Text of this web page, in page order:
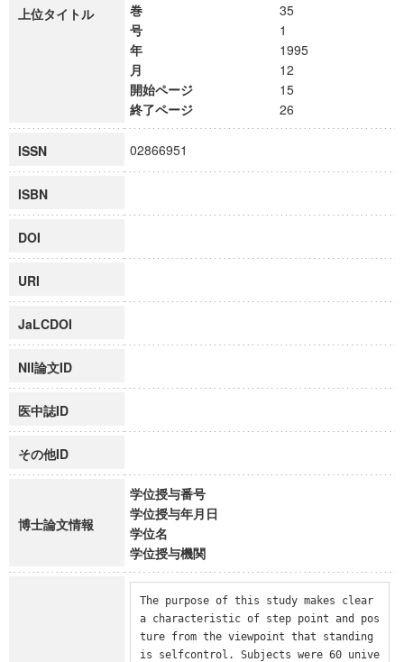
上位タイトル
巻
35
号
1
年
1995
月
12
開始ページ
15
終了ページ
26
ISSN 02866951
ISBN
DOI
URI
JaLCDOI
NII論文ID
医中誌ID
その他ID
博士論文情報
学位授与番号
学位授与年月日
学位名
学位授与機関
The purpose of this study makes clear
a characteristic of step point and pos
ture from the viewpoint that standing
is selfcontrol. Subjects were 60 unive